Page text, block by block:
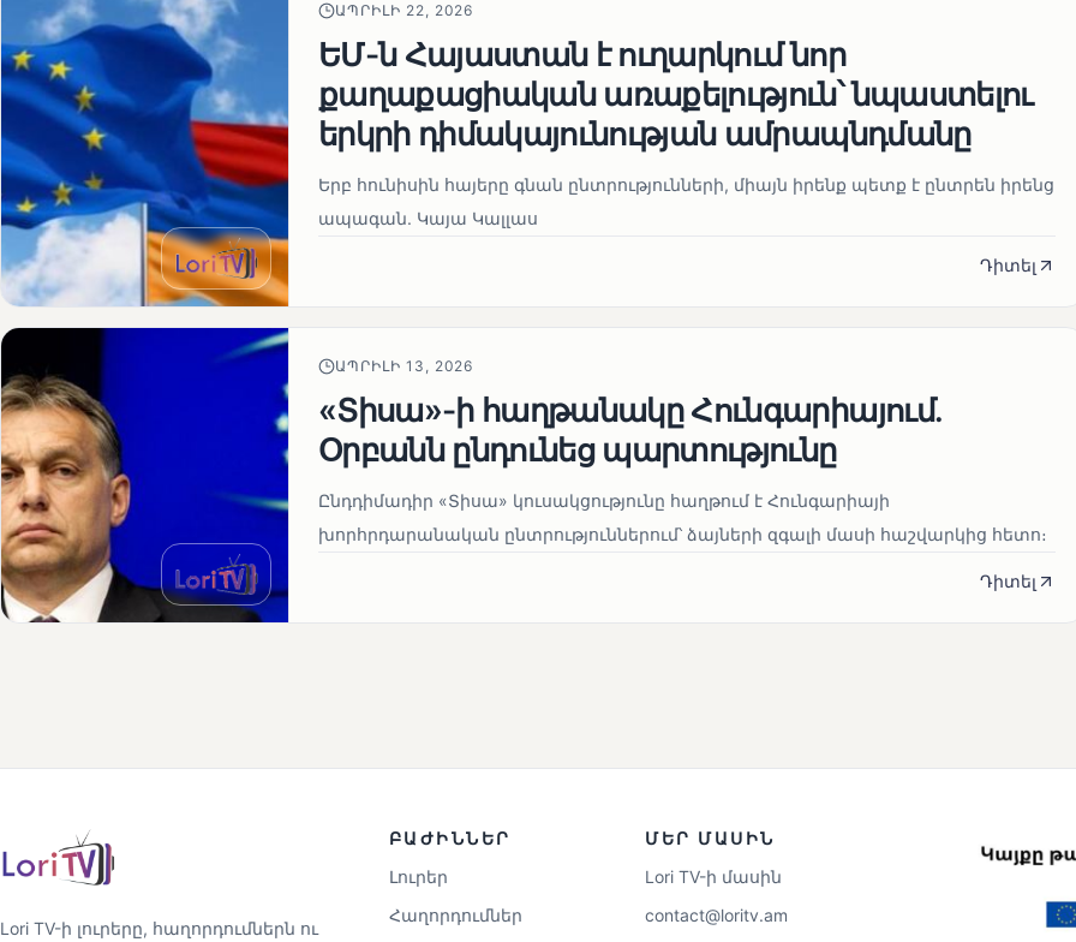
ԱՊՐԻԼԻ 22, 2026
ԵՄ-ն Հայաստան է ուղարկում նոր
քաղաքացիական առաքելություն՝ նպաստելու
երկրի դիմակայունության ամրապնդմանը
Երբ հունիսին հայերը գնան ընտրությունների, միայն իրենք պետք է ընտրեն իրենց
ապագան. Կայա Կալլաս
Դիտել
ԱՊՐԻԼԻ 13, 2026
«Տիսա»-ի հաղթանակը Հունգարիայում․
Օրբանն ընդունեց պարտությունը
Ընդդիմադիր «Տիսա» կուսակցությունը հաղթում է Հունգարիայի
խորհրդարանական ընտրություններում՝ ձայների զգալի մասի հաշվարկից հետո։
Դիտել
Lori TV-ի լուրերը, հաղորդումներն ու
ԲԱԺԻՆՆԵՐ
Լուրեր
Հաղորդումներ
ՄԵՐ ՄԱՍԻՆ
Lori TV-ի մասին
contact@loritv.am